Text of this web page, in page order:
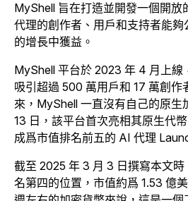
MyShell 旨在打造並開發一個開放
代理的創作者、用戶和支持者能
的增長中獲益。
MyShell 平台於 2023 年 4 月上線
吸引超過 500 萬用戶和 17 萬創作
來，MyShell 一直沒有自己的原生
13 日，該平台首次亮相其原生代
成爲市值排名前五的 AI 代理
截至 2025 年 3 月 3 日撰寫本文
名第四的位置，市值約爲 1.53 億